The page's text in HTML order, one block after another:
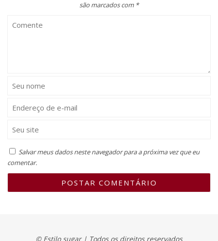
são marcados com *
Salvar meus dados neste navegador para a próxima vez que eu
comentar.
© Estilo sugar | Todos os direitos reservados